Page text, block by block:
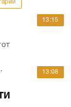
13:15
13:08